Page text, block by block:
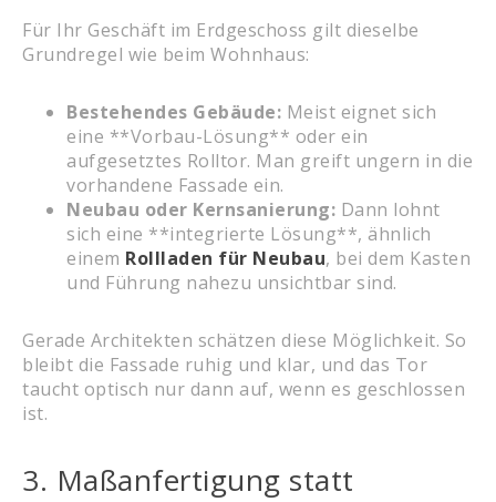
Für Ihr Geschäft im Erdgeschoss gilt dieselbe
Grundregel wie beim Wohnhaus:
Bestehendes Gebäude: Meist eignet sich
eine **Vorbau-Lösung** oder ein
aufgesetztes Rolltor. Man greift ungern in die
vorhandene Fassade ein.
Neubau oder Kernsanierung: Dann lohnt
sich eine **integrierte Lösung**, ähnlich
einem Rollladen für Neubau, bei dem Kasten
und Führung nahezu unsichtbar sind.
Gerade Architekten schätzen diese Möglichkeit. So
bleibt die Fassade ruhig und klar, und das Tor
taucht optisch nur dann auf, wenn es geschlossen
ist.
3. Maßanfertigung statt